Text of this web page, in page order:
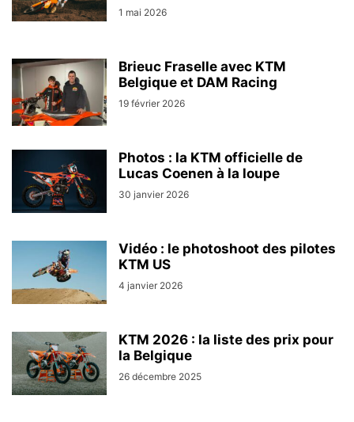
1 mai 2026
Brieuc Fraselle avec KTM
Belgique et DAM Racing
19 février 2026
Photos : la KTM officielle de
Lucas Coenen à la loupe
30 janvier 2026
Vidéo : le photoshoot des pilotes
KTM US
4 janvier 2026
KTM 2026 : la liste des prix pour
la Belgique
26 décembre 2025